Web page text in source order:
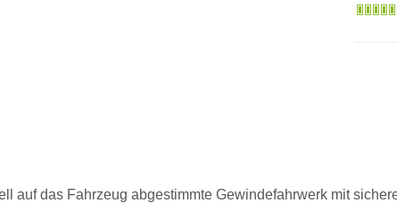
auf das Fahrzeug abgestimmte Gewindefahrwerk mit